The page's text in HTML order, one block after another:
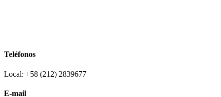
Teléfonos
Local: +58 (212) 2839677
E-mail